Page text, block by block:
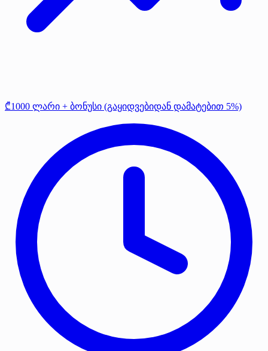
₾1000 ლარი + ბონუსი (გაყიდვებიდან დამატებით 5%)